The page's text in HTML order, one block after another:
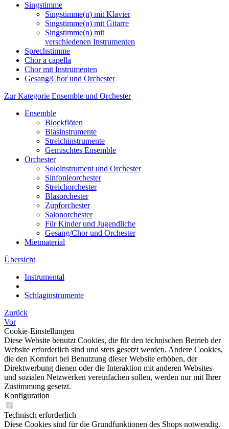
Singstimme
Singstimme(n) mit Klavier
Singstimme(n) mit Gitarre
Singstimme(n) mit
verschiedenen Instrumenten
Sprechstimme
Chor a capella
Chor mit Instrumenten
Gesang/Chor und Orchester
Zur Kategorie Ensemble und Orchester
Ensemble
Blockflöten
Blasinstrumente
Streichinstrumente
Gemischtes Ensemble
Orchester
Soloinstrument und Orchester
Sinfonieorchester
Streichorchester
Blasorchester
Zupforchester
Salonorchester
Für Kinder und Jugendliche
Gesang/Chor und Orchester
Mietmaterial
Übersicht
Instrumental
Schlaginstrumente
Zurück
Vor
Cookie-Einstellungen
Diese Website benutzt Cookies, die für den technischen Betrieb der
Website erforderlich sind und stets gesetzt werden. Andere Cookies,
die den Komfort bei Benutzung dieser Website erhöhen, der
Direktwerbung dienen oder die Interaktion mit anderen Websites
und sozialen Netzwerken vereinfachen sollen, werden nur mit Ihrer
Zustimmung gesetzt.
Konfiguration
Technisch erforderlich
Diese Cookies sind für die Grundfunktionen des Shops notwendig.